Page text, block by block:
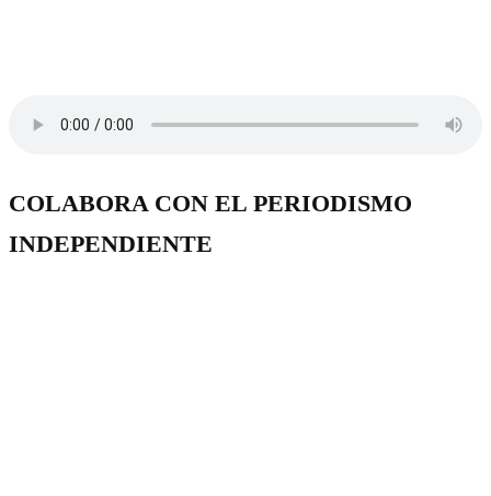
COLABORA CON EL PERIODISMO
INDEPENDIENTE